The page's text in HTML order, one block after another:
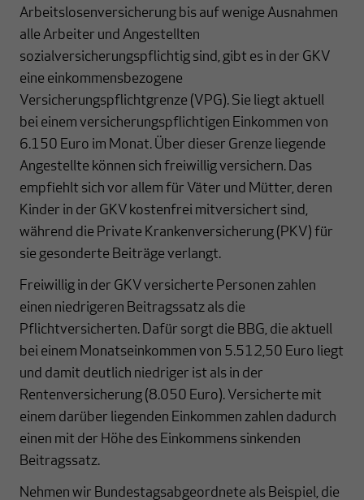
Arbeitslosenversicherung bis auf wenige Ausnahmen
alle Arbeiter und Angestellten
sozialversicherungspflichtig sind, gibt es in der GKV
eine einkommensbezogene
Versicherungspflichtgrenze (VPG). Sie liegt aktuell
bei einem versicherungspflichtigen Einkommen von
6.150 Euro im Monat. Über dieser Grenze liegende
Angestellte können sich freiwillig versichern. Das
empfiehlt sich vor allem für Väter und Mütter, deren
Kinder in der GKV kostenfrei mitversichert sind,
während die Private Krankenversicherung (PKV) für
sie gesonderte Beiträge verlangt.
Freiwillig in der GKV versicherte Personen zahlen
einen niedrigeren Beitragssatz als die
Pflichtversicherten. Dafür sorgt die BBG, die aktuell
bei einem Monatseinkommen von 5.512,50 Euro liegt
und damit deutlich niedriger ist als in der
Rentenversicherung (8.050 Euro). Versicherte mit
einem darüber liegenden Einkommen zahlen dadurch
einen mit der Höhe des Einkommens sinkenden
Beitragssatz.
Nehmen wir Bundestagsabgeordnete als Beispiel, die